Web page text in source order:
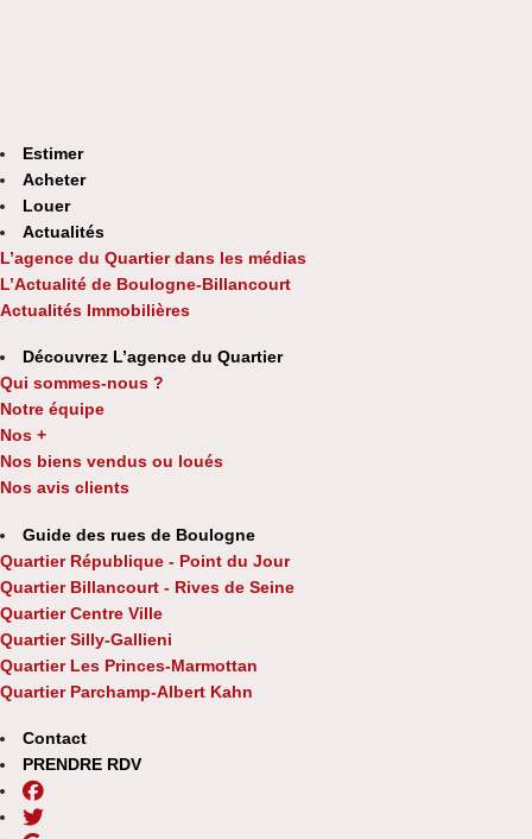
Estimer
Acheter
Louer
Actualités
L’agence du Quartier dans les médias
L’Actualité de Boulogne-Billancourt
Actualités Immobilières
Découvrez L’agence du Quartier
Qui sommes-nous ?
Notre équipe
Nos +
Nos biens vendus ou loués
Nos avis clients
Guide des rues de Boulogne
Quartier République - Point du Jour
Quartier Billancourt - Rives de Seine
Quartier Centre Ville
Quartier Silly-Gallieni
Quartier Les Princes-Marmottan
Quartier Parchamp-Albert Kahn
Contact
PRENDRE RDV